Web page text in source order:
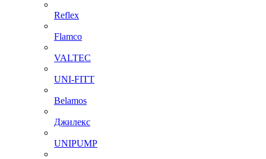
Reflex
Flamco
VALTEC
UNI-FITT
Belamos
Джилекс
UNIPUMP